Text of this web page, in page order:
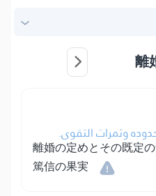
離
وثمرات التقوى.
離婚の定めとその既定
篤信の果実